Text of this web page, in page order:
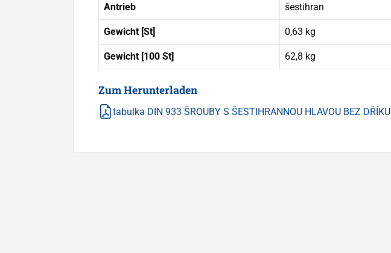
Antrieb šestihran
Gewicht [St] 0,63 kg
Gewicht [100 St] 62,8 kg
Zum Herunterladen
tabulka DIN 933 ŠROUBY S ŠESTIHRANNOU HLAVOU BEZ DŘÍKU